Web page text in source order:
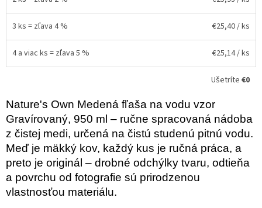
3 ks = zľava 4 % €25,40/ ks
4 a viac ks = zľava 5 % €25,14/ ks
Ušetríte €0
Nature's Own Medená fľaša na vodu vzor
Gravírovaný, 950 ml – ručne spracovaná nádoba
z čistej medi, určená na čistú studenú pitnú vodu.
Meď je mäkký kov, každý kus je ručná práca, a
preto je originál – drobné odchýlky tvaru, odtieňa
a povrchu od fotografie sú prirodzenou
vlastnosťou materiálu.